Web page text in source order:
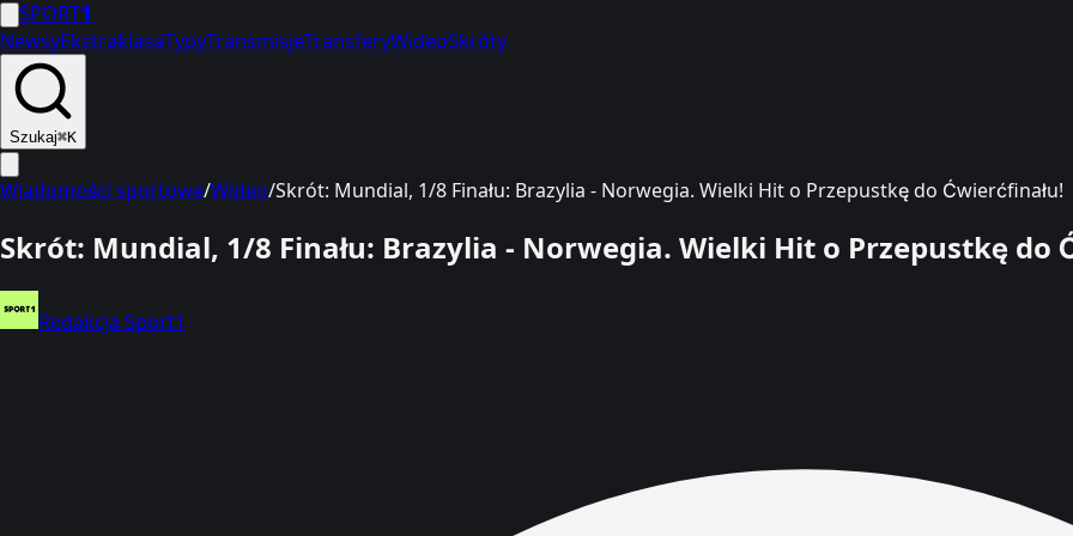
SPORT1
NewsyEkstraklasaTypyTransmisjeTransferyWideoSkróty
Szukaj⌘K
Wiadomości sportowe/Wideo/Skrót: Mundial, 1/8 Finału: Brazylia - Norwegia. Wielki Hit o Przepustkę do Ćwierćfinału!
Skrót: Mundial, 1/8 Finału: Brazylia - Norwegia. Wielki Hit o Przepustkę do
Redakcja Sport1